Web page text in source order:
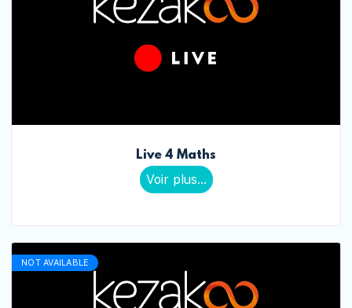
Live 4 Maths
Voir plus...
NOT AVAILABLE